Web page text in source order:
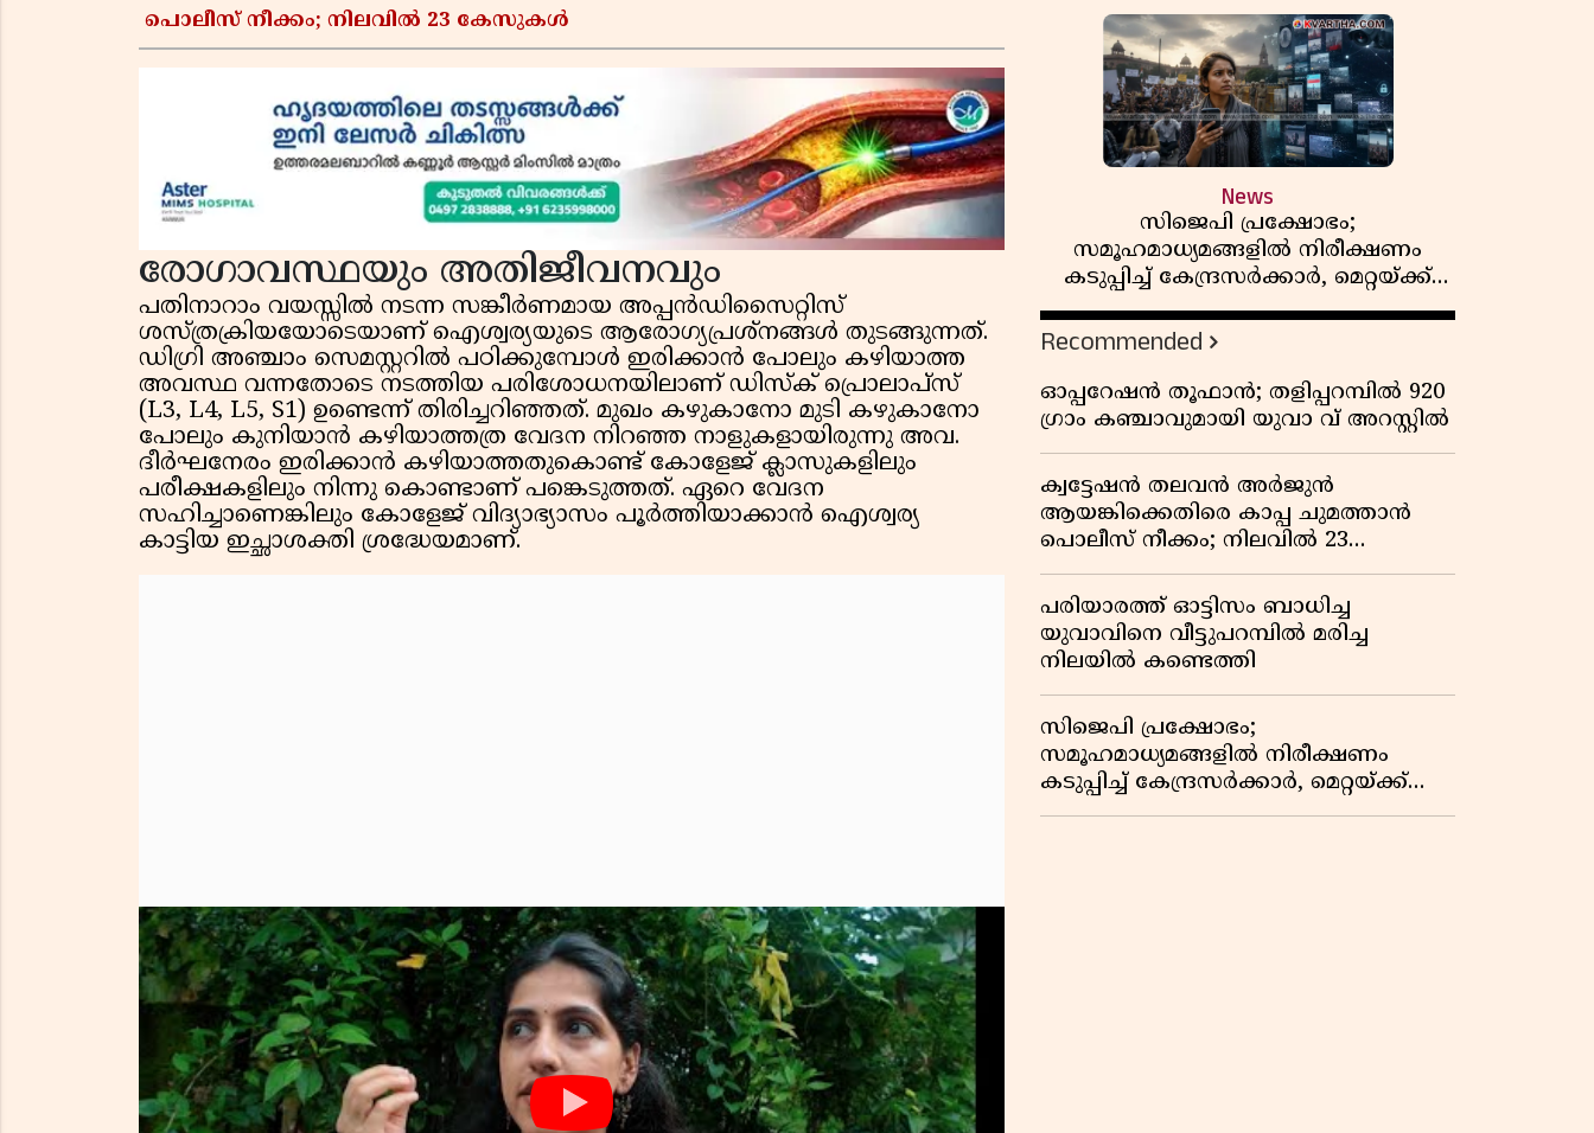
പൊലീസ് നീക്കം; നിലവിൽ 23 കേസുകൾ
രോഗാവസ്ഥയും അതിജീവനവും
പതിനാറാം വയസ്സിൽ നടന്ന സങ്കീർണമായ അപ്പൻഡിസൈറ്റിസ്
ശസ്ത്രക്രിയയോടെയാണ് ഐശ്വര്യയുടെ ആരോഗ്യപ്രശ്നങ്ങൾ തുടങ്ങുന്നത്.
ഡിഗ്രി അഞ്ചാം സെമസ്റ്ററിൽ പഠിക്കുമ്പോൾ ഇരിക്കാൻ പോലും കഴിയാത്ത
അവസ്ഥ വന്നതോടെ നടത്തിയ പരിശോധനയിലാണ് ഡിസ്ക് പ്രൊലാപ്‌സ്
(L3, L4, L5, S1) ഉണ്ടെന്ന് തിരിച്ചറിഞ്ഞത്. മുഖം കഴുകാനോ മുടി കഴുകാനോ
പോലും കുനിയാൻ കഴിയാത്തത്ര വേദന നിറഞ്ഞ നാളുകളായിരുന്നു അവ.
ദീർഘനേരം ഇരിക്കാൻ കഴിയാത്തതുകൊണ്ട് കോളേജ് ക്ലാസുകളിലും
പരീക്ഷകളിലും നിന്നു കൊണ്ടാണ് പങ്കെടുത്തത്. ഏറെ വേദന
സഹിച്ചാണെങ്കിലും കോളേജ് വിദ്യാഭ്യാസം പൂർത്തിയാക്കാൻ ഐശ്വര്യ
കാട്ടിയ ഇച്ഛാശക്തി ശ്രദ്ധേയമാണ്.
News
സിജെപി പ്രക്ഷോഭം;
സമൂഹമാധ്യമങ്ങളിൽ നിരീക്ഷണം
കടുപ്പിച്ച് കേന്ദ്രസർക്കാർ, മെറ്റയ്ക്ക്
നിർദേശം
Recommended
ഓപ്പറേഷൻ തൂഫാൻ; തളിപ്പറമ്പിൽ 920
ഗ്രാം കഞ്ചാവുമായി യുവാ വ് അറസ്റ്റിൽ
ക്വട്ടേഷൻ തലവൻ അർജുൻ
ആയങ്കിക്കെതിരെ കാപ്പ ചുമത്താൻ
പൊലീസ് നീക്കം; നിലവിൽ 23
കേസുകൾ
പരിയാരത്ത് ഓട്ടിസം ബാധിച്ച
യുവാവിനെ വീട്ടുപറമ്പിൽ മരിച്ച
നിലയിൽ കണ്ടെത്തി
സിജെപി പ്രക്ഷോഭം;
സമൂഹമാധ്യമങ്ങളിൽ നിരീക്ഷണം
കടുപ്പിച്ച് കേന്ദ്രസർക്കാർ, മെറ്റയ്ക്ക്
നിർദേശം